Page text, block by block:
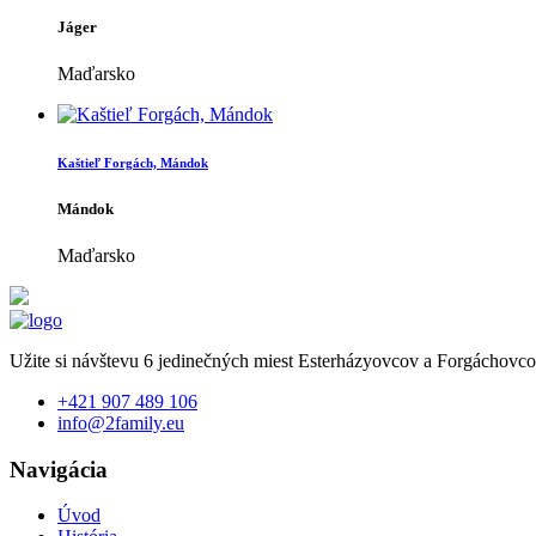
Jáger
Maďarsko
Kaštieľ Forgách, Mándok
Mándok
Maďarsko
Užite si návštevu 6 jedinečných miest Esterházyovcov a
+421 907 489 106
info@2family.eu
Navigácia
Úvod